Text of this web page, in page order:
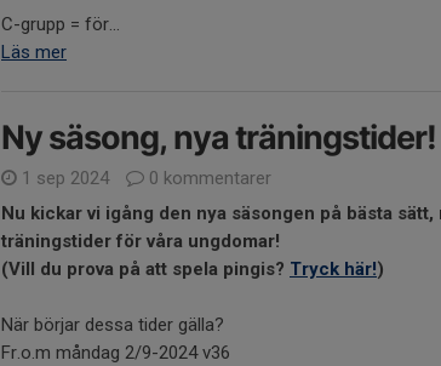
C-grupp = för...
Läs mer
Ny säsong, nya
1 sep 2024
0 kommentarer
Nu kickar vi igång den nya säsongen på bästa sätt,
träningstider för våra ungdomar!
(Vill du prova på att spela pingis? Tryck här!)
När börjar dessa tider gälla?
Fr.o.m måndag 2/9-2024 v36